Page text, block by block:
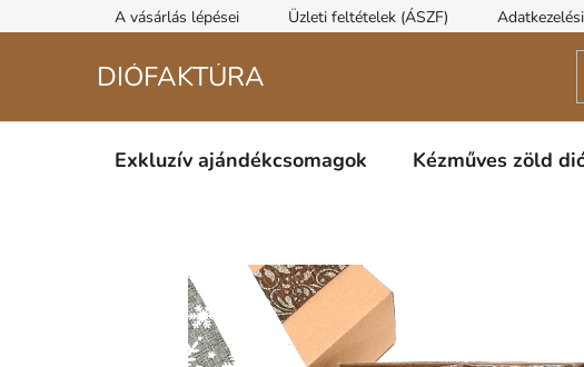
a
A vásárlás lépései Üzleti feltételek (ÁSZF)
DIÓFAKTÚRA
Exkluzív ajándékcsomagok Kézműves zöld